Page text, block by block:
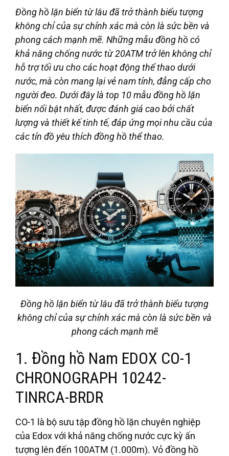
Đồng hồ lặn biển từ lâu đã trở thành biểu tượng
không chỉ của sự chính xác mà còn là sức bền và
phong cách mạnh mẽ. Những mẫu đồng hồ có
khả năng chống nước từ 20ATM trở lên không chỉ
hỗ trợ tối ưu cho các hoạt động thể thao dưới
nước, mà còn mang lại vẻ nam tính, đẳng cấp cho
người đeo. Dưới đây là top 10 mẫu đồng hồ lặn
biển nổi bật nhất, được đánh giá cao bởi chất
lượng và thiết kế tinh tế, đáp ứng mọi nhu cầu của
các tín đồ yêu thích đồng hồ thể thao.
Đồng hồ lặn biển từ lâu đã trở thành biểu tượng
không chỉ của sự chính xác mà còn là sức bền và
phong cách mạnh mẽ
1. Đồng hồ Nam EDOX CO-1
CHRONOGRAPH 10242-
TINRCA-BRDR
CO-1 là bộ sưu tập đồng hồ lặn chuyên nghiệp
của Edox với khả năng chống nước cực kỳ ấn
tượng lên đến 100ATM (1.000m). Vỏ đồng hồ